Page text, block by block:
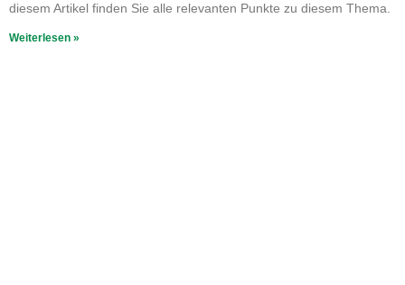
diesem Artikel finden Sie alle relevanten Punkte zu diesem Thema.
Weiterlesen »